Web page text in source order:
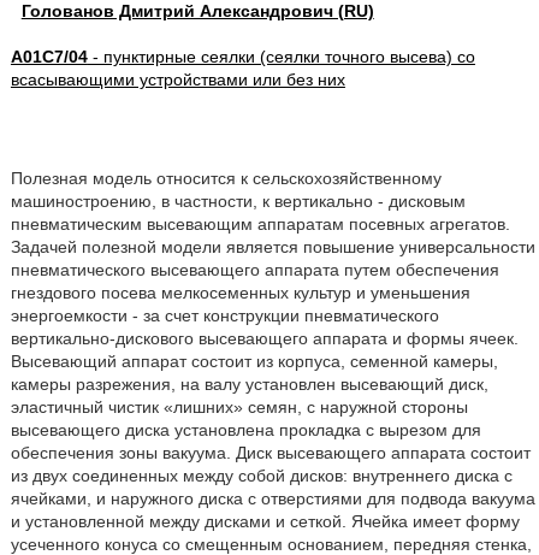
Голованов Дмитрий Александрович (RU)
A01C7/04- пунктирные сеялки (сеялки точного высева) со
всасывающими устройствами или без них
Полезная модель относится к сельскохозяйственному
машиностроению, в частности, к вертикально - дисковым
пневматическим высевающим аппаратам посевных агрегатов.
Задачей полезной модели является повышение универсальности
пневматического высевающего аппарата путем обеспечения
гнездового посева мелкосеменных культур и уменьшения
энергоемкости - за счет конструкции пневматического
вертикально-дискового высевающего аппарата и формы ячеек.
Высевающий аппарат состоит из корпуса, семенной камеры,
камеры разрежения, на валу установлен высевающий диск,
эластичный чистик «лишних» семян, с наружной стороны
высевающего диска установлена прокладка с вырезом для
обеспечения зоны вакуума. Диск высевающего аппарата состоит
из двух соединенных между собой дисков: внутреннего диска с
ячейками, и наружного диска с отверстиями для подвода вакуума
и установленной между дисками и сеткой. Ячейка имеет форму
усеченного конуса со смещенным основанием, передняя стенка,